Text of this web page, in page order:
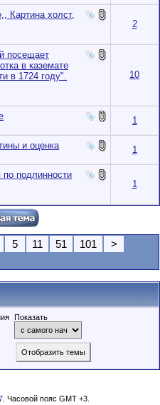
Картина холст,
2
посещает
в каземате
в 1724 году".
10
1
и оценка 1
подлинности
1
5 11 51 101
>
Показать
. Часовой пояс GMT +3.